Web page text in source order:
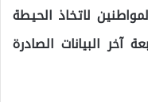
لاتخاذ الحيطة
آخر البيانات الصادرة